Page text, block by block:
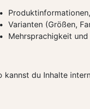
Varianten (Größen,
Mehrsprachigkeit
kannst du Inhalte